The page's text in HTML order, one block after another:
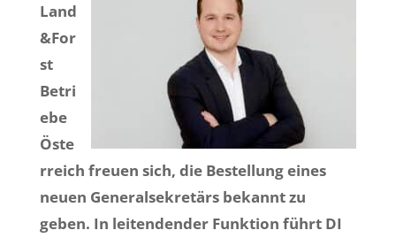
Land
&For
st
Betri
ebe
Öste
rreich freuen sich, die Bestellung eines
neuen Generalsekretärs bekannt zu
geben. In leitendender Funktion führt DI